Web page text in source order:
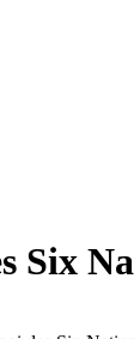
Six